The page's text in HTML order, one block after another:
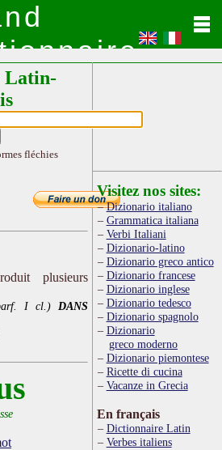
Latin-
fléchies
plusieurs
I cl.) DANS
Visitez nos sites:
Dizionario italiano
Grammatica italiana
Verbi Italiani
Dizionario-latino
Dizionario greco antico
Dizionario francese
Dizionario inglese
Dizionario tedesco
Dizionario spagnolo
Dizionario
greco moderno
Dizionario piemontese
Ricette di cucina
Vacanze in Grecia
En français
Dictionnaire Latin
Verbes italiens